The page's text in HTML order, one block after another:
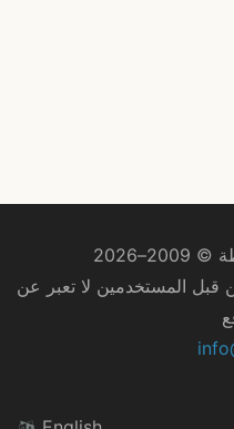
قبل المستخدمين لا تعبر عن